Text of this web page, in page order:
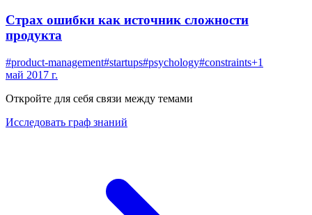
Страх ошибки как источник сложности
продукта
#product-management#startups#psychology#constraints+1
май 2017 г.
Откройте для себя связи между темами
Исследовать граф знаний